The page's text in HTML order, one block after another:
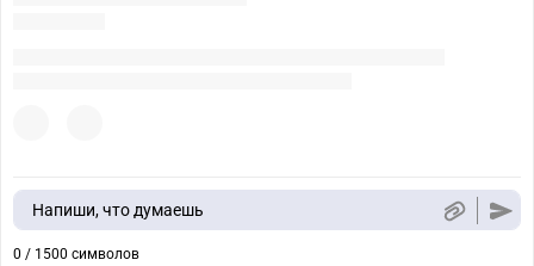
Напиши, что думаешь
0 / 1500 символов